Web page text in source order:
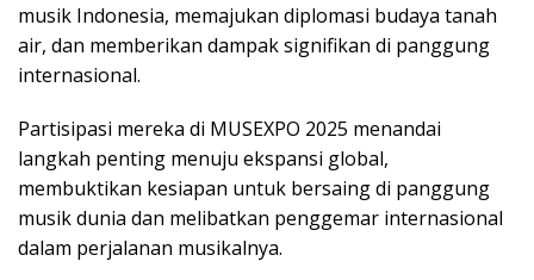
musik Indonesia, memajukan diplomasi budaya tanah
air, dan memberikan dampak signifikan di panggung
internasional.
Partisipasi mereka di MUSEXPO 2025 menandai
langkah penting menuju ekspansi global,
membuktikan kesiapan untuk bersaing di panggung
musik dunia dan melibatkan penggemar internasional
dalam perjalanan musikalnya.